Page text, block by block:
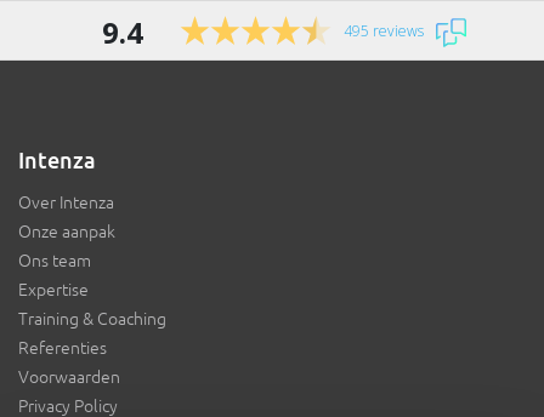
9.4 495 reviews
Intenza
Over Intenza
Onze aanpak
Ons team
Expertise
Training & Coaching
Referenties
Voorwaarden
Privacy Policy